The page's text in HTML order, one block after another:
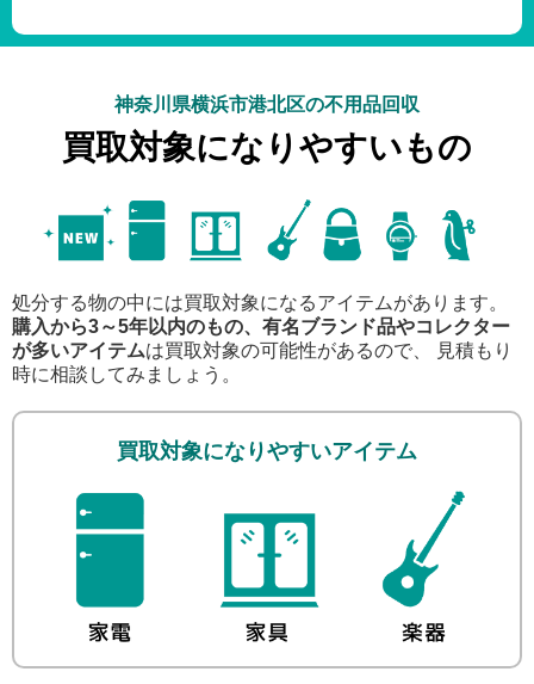
神奈川県横浜市港北区の不用品回収
買取対象になりやすいもの
処分する物の中には買取対象になるアイテムがあります。
購入から3～5年以内のもの、有名ブランド品やコレクター
が多いアイテムは買取対象の可能性があるので、 見積もり
時に相談してみましょう。
買取対象になりやすいアイテム